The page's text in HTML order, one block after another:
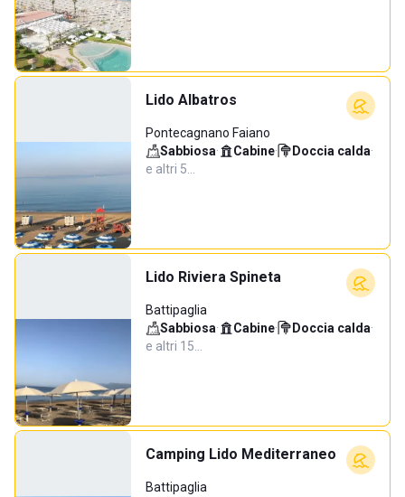
Lido Albatros
Pontecagnano Faiano
Sabbiosa· Cabine· Doccia calda·
e altri 5…
Lido Riviera Spineta
Battipaglia
Sabbiosa· Cabine· Doccia calda·
e altri 15…
Camping Lido Mediterraneo
Battipaglia